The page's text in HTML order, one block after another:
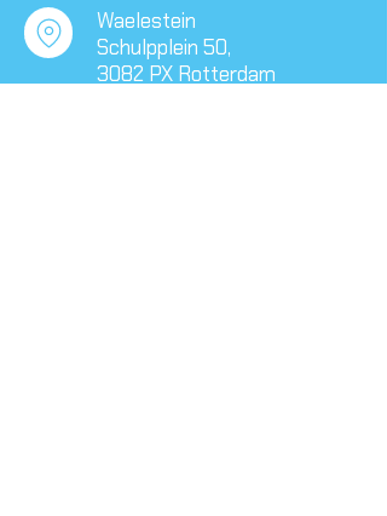
Waelestein
Schulpplein 50,
​3082 PX Rotterdam